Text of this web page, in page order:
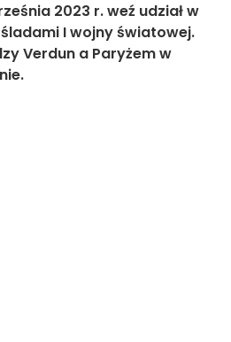
2023 r. weź udział w
I wojny światowej.
Verdun a Paryżem w